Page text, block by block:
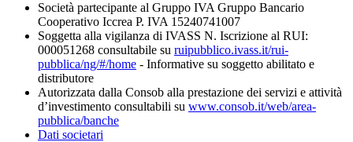
Società partecipante al Gruppo IVA Gruppo Bancario
Cooperativo Iccrea P. IVA 15240741007
Soggetta alla vigilanza di IVASS N. Iscrizione al RUI:
000051268 consultabile su ruipubblico.ivass.it/rui-
pubblica/ng/#/home - Informative su soggetto abilitato e
distributore
Autorizzata dalla Consob alla prestazione dei servizi e attività
d’investimento consultabili su www.consob.it/web/area-
pubblica/banche
Dati societari